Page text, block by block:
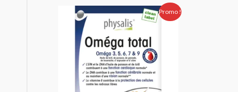
Promo !
initial
était :
240.00 Dhs.
prix
actuel
est :
216.00 Dhs.